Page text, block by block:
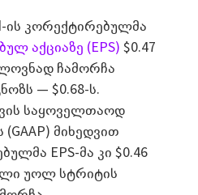
ის კორექტირებულმა
აქციაზე (EPS) $0.47
ჩამორჩა
— $0.68-ს.
საყოველთაოდ
მიხედვით
EPS-მა კი $0.46
უოლ სტრიტის